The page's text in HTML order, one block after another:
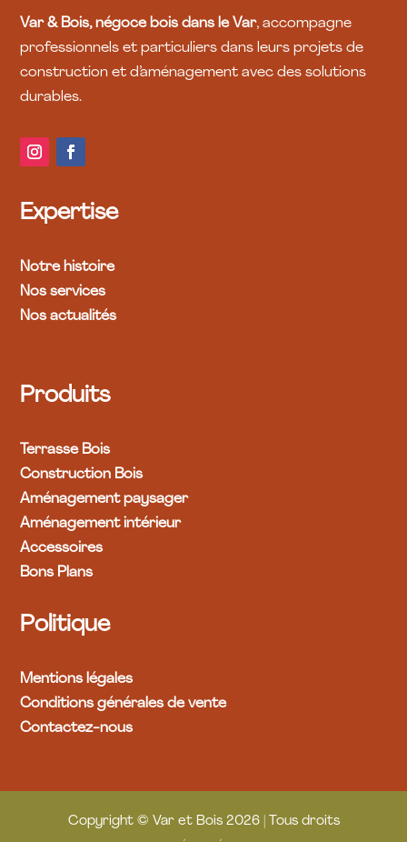
Var & Bois, négoce bois dans le Var, accompagne
professionnels et particuliers dans leurs projets de
construction et d’aménagement avec des solutions
durables.
Expertise
Notre histoire
Nos services
Nos actualités
Produits
Terrasse Bois
Construction Bois
Aménagement paysager
Aménagement intérieur
Accessoires
Bons Plans
Politique
Mentions légales
Conditions générales de vente
Contactez-nous
Copyright © Var et Bois 2026 | Tous droits